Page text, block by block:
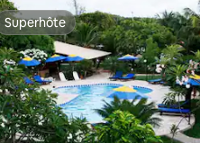
Superhôte
Superhôte